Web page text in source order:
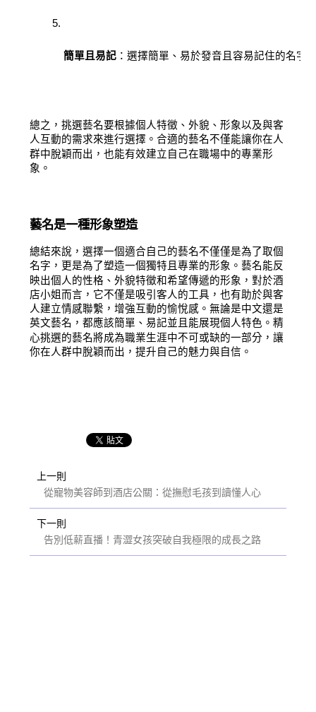
簡單且易記 ：選擇簡單、易於發音且容易記住的名
總之，挑選藝名要根據個人特徵、外貌、形象以及與客
人互動的需求來進行選擇。合適的藝名不僅能讓你在人
群中脫穎而出，也能有效建立自己在職場中的專業形
象。
藝名是一種形象塑造
總結來說，選擇一個適合自己的藝名不僅僅是為了取個
名字，更是為了塑造一個獨特且專業的形象。藝名能反
映出個人的性格、外貌特徵和希望傳遞的形象，對於酒
店小姐而言，它不僅是吸引客人的工具，也有助於與客
人建立情感聯繫，增強互動的愉悅感。無論是中文還是
英文藝名，都應該簡單、易記並且能展現個人特色。精
心挑選的藝名將成為職業生涯中不可或缺的一部分，讓
你在人群中脫穎而出，提升自己的魅力與自信。
上一則
從寵物美容師到酒店公關：從撫慰毛孩到讀懂人心
下一則
告別低薪直播！青澀女孩突破自我極限的成長之路